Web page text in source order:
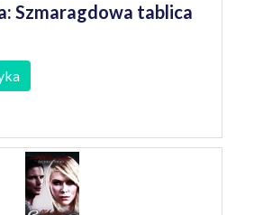
Szmaragdowa tablica